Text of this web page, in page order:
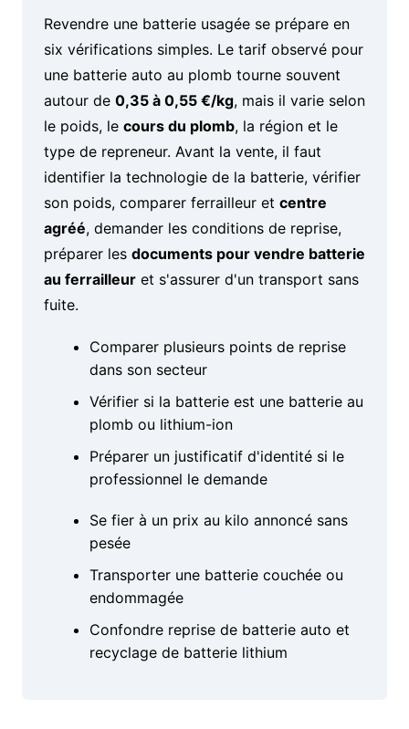
Revendre une batterie usagée se prépare en
six vérifications simples. Le tarif observé pour
une batterie auto au plomb tourne souvent
autour de 0,35 à 0,55 €/kg, mais il varie selon
le poids, le cours du plomb, la région et le
type de repreneur. Avant la vente, il faut
identifier la technologie de la batterie, vérifier
son poids, comparer ferrailleur et centre
agréé, demander les conditions de reprise,
préparer les documents pour vendre batterie
au ferrailleuret s'assurer d'un transport sans
fuite.
Comparer plusieurs points de reprise
dans son secteur
Vérifier si la batterie est une batterie au
plomb ou lithium-ion
Préparer un justificatif d'identité si le
professionnel le demande
Se fier à un prix au kilo annoncé sans
pesée
Transporter une batterie couchée ou
endommagée
Confondre reprise de batterie auto et
recyclage de batterie lithium